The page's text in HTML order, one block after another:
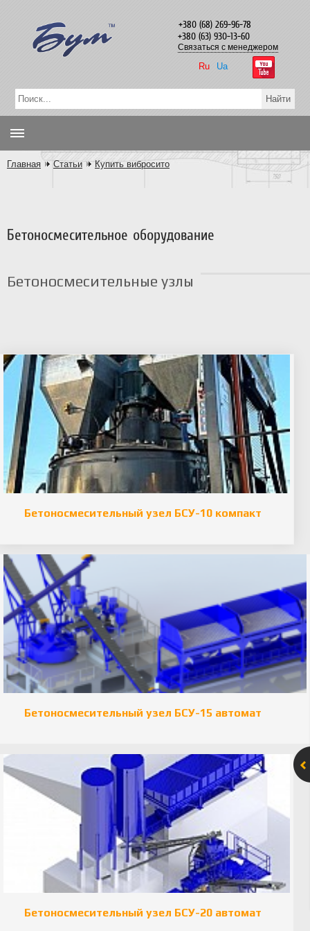
Ru Ua
+380 (68) 269-96-78
+380 (63) 930-13-60
Связаться с менеджером
Главная Статьи Купить вибросито
Бетоносмесительное оборудование
Бетоносмесительные узлы
Бетоносмесительный узел БСУ-10 компакт
Бетоносмесительный узел БСУ-15 автомат
Бетоносмесительный узел БСУ-20 автомат